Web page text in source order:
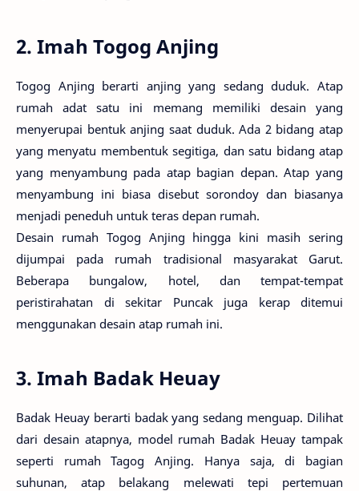
2. Imah Togog Anjing
Togog Anjing berarti anjing yang sedang duduk. Atap
rumah adat satu ini memang memiliki desain yang
menyerupai bentuk anjing saat duduk. Ada 2 bidang atap
yang menyatu membentuk segitiga, dan satu bidang atap
yang menyambung pada atap bagian depan. Atap yang
menyambung ini biasa disebut sorondoy dan biasanya
menjadi peneduh untuk teras depan rumah.
Desain rumah Togog Anjing hingga kini masih sering
dijumpai pada rumah tradisional masyarakat Garut.
Beberapa bungalow, hotel, dan tempat-tempat
peristirahatan di sekitar Puncak juga kerap ditemui
menggunakan desain atap rumah ini.
3. Imah Badak Heuay
Badak Heuay berarti badak yang sedang menguap. Dilihat
dari desain atapnya, model rumah Badak Heuay tampak
seperti rumah Tagog Anjing. Hanya saja, di bagian
suhunan, atap belakang melewati tepi pertemuan